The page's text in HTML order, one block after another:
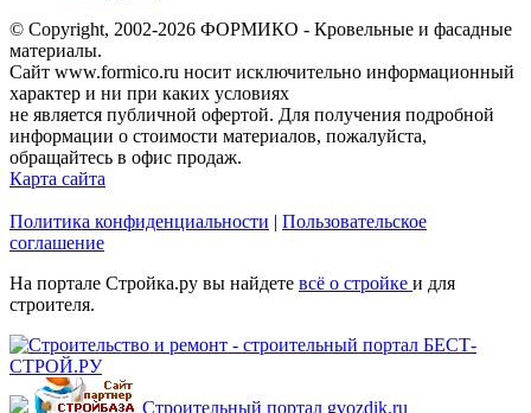
© Copyright, 2002-2026 ФОРМИКО - Кровельные и фасадные
материалы.
Сайт www.formico.ru носит исключительно информационный
характер и ни при каких условиях
не является публичной офертой. Для получения подробной
информации о стоимости материалов, пожалуйста,
обращайтесь в офис продаж.
Карта сайта
Политика конфиденциальности | Пользовательское
соглашение
На портале Стройка.ру вы найдете всё о стройке и для
строителя.
Строительный портал gvozdik.ru